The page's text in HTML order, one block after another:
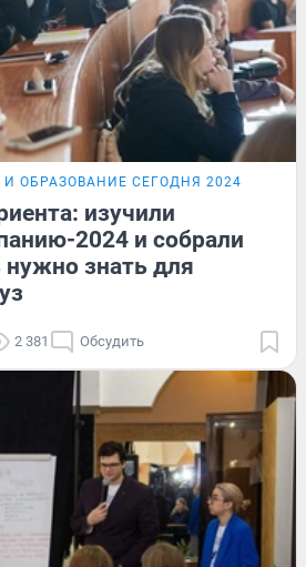
И ОБРАЗОВАНИЕ СЕГОДНЯ 2024
изучили
2024 и собрали
нужно знать для
2 381 Обсудить